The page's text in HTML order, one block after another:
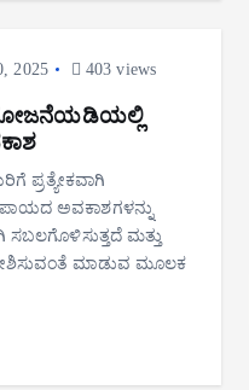
2025 403 views
ಅವಕಾಶಗಳನ್ನು
ಮತ್ತು
ಮಾಡುವ ಮೂಲಕ